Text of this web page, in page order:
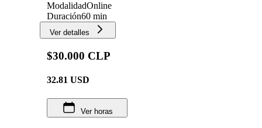
ModalidadOnline
Duración60 min
Ver detalles
$30.000 CLP
32.81 USD
Ver horas